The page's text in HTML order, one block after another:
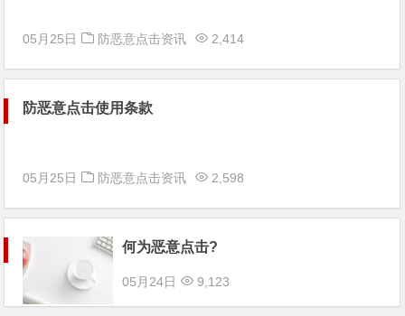
05月25日 防恶意点击资讯 2,414
防恶意点击使用条款
05月25日 防恶意点击资讯 2,598
何为恶意点击?
05月24日 9,123